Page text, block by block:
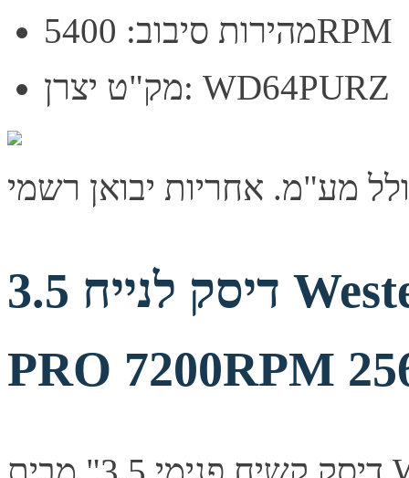
מהירות סיבוב: 5400RPM
מק"ט יצרן: WD64PURZ
דיסק לנייח 3.5 Western Digital 8TB Purple
PRO 7200RPM